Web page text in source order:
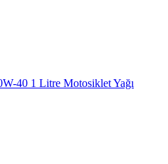
40 1 Litre Motosiklet Yağı